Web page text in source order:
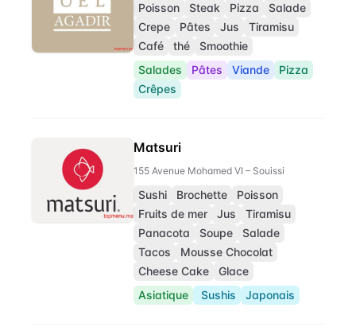
Poisson Steak Pizza
Salade
Crepe
Pâtes Jus
Tiramisu
Café
thé
Smoothie
Salades
Pâtes Viande
Pizza
Crêpes
Matsuri
155 Avenue Mohamed VI – Souissi
Sushi Brochette
Poisson
Fruits de mer
Jus
Tiramisu
Panacota
Soupe
Salade
Tacos
Mousse Chocolat
Cheese Cake
Glace
Asiatique
Sushis Japonais